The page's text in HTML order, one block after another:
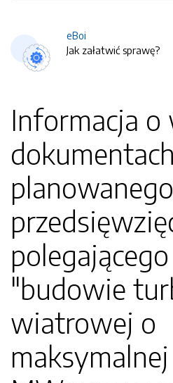
eBoi
Jak załatwić sprawę?
Informacja o
planowanego
"budowie
wiatrowej o